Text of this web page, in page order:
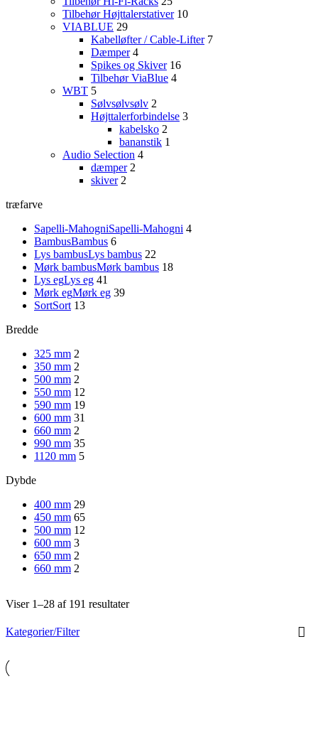
Tilbehør Højttalerstativer 10
VIABLUE 29
Kabelløfter / Cable-Lifter 7
Dæmper 4
Spikes og Skiver 16
Tilbehør ViaBlue 4
WBT 5
Sølvsølvsølv 2
Højttalerforbindelse 3
kabelsko 2
bananstik 1
Audio Selection 4
dæmper 2
skiver 2
træfarve
Sapelli-MahogniSapelli-Mahogni 4
BambusBambus 6
Lys bambusLys bambus 22
Mørk bambusMørk bambus 18
Lys egLys eg 41
Mørk egMørk eg 39
SortSort 13
Bredde
325 mm 2
350 mm 2
500 mm 2
550 mm 12
590 mm 19
600 mm 31
660 mm 2
990 mm 35
1120 mm 5
Dybde
400 mm 29
450 mm 65
500 mm 12
600 mm 3
650 mm 2
660 mm 2
Viser 1–28 af 191 resultater
Kategorier/Filter